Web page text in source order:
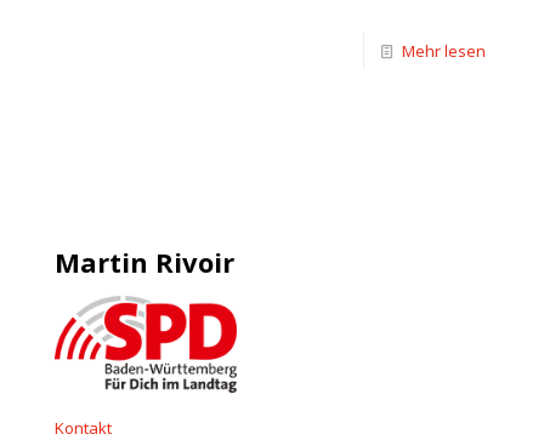
Mehr lesen
Martin Rivoir
Kontakt